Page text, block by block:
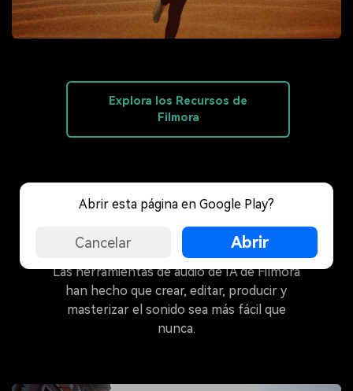
Explora los Recursos de
Filmora
Herramientas de Audio de IA
Las herramientas de audio de IA de Filmora
han hecho que crear, editar, producir y
masterizar el sonido sea más fácil que
nunca.
Abrir esta página en Google Play?
Cancelar Abrir